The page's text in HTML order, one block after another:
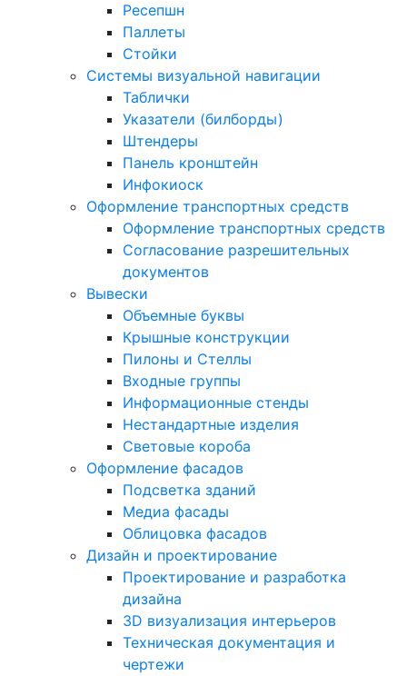
Ресепшн
Паллеты
Стойки
Системы визуальной навигации
Таблички
Указатели (билборды)
Штендеры
Панель кронштейн
Инфокиоск
Оформление транспортных средств
Оформление транспортных средств
Согласование разрешительных
документов
Вывески
Объемные буквы
Крышные конструкции
Пилоны и Стеллы
Входные группы
Информационные стенды
Нестандартные изделия
Световые короба
Оформление фасадов
Подсветка зданий
Медиа фасады
Облицовка фасадов
Дизайн и проектирование
Проектирование и разработка
дизайна
3D визуализация интерьеров
Техническая документация и
чертежи